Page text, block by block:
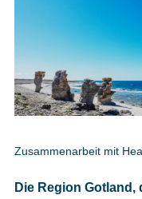
Zusammenarbeit mit
Die Region Gotland,